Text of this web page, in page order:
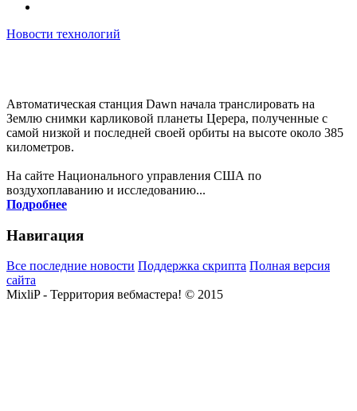
Новости технологий
Автоматическая станция Dawn начала транслировать на
Землю снимки карликовой планеты Церера, полученные с
самой низкой и последней своей орбиты на высоте около 385
километров.
На сайте Национального управления США по
воздухоплаванию и исследованию...
Подробнее
Навигация
Все последние новости Поддержка скрипта Полная версия
сайта
MixliP - Территория вебмастера! © 2015